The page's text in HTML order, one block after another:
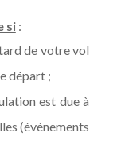
si:
de votre vol
départ ;
est due à
(événements